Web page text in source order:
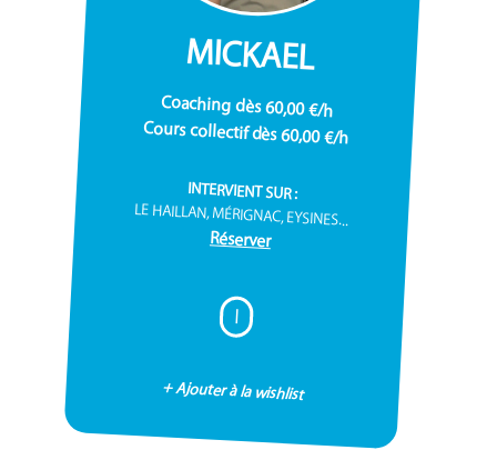
MICKAEL
Coaching dès 60,00 €/h
Cours collectif dès 60,00 €/h
INTERVIENT SUR :
LE HAILLAN, MÉRIGNAC, EYSINES...
Réserver
I
+ Ajouter à la wishlist